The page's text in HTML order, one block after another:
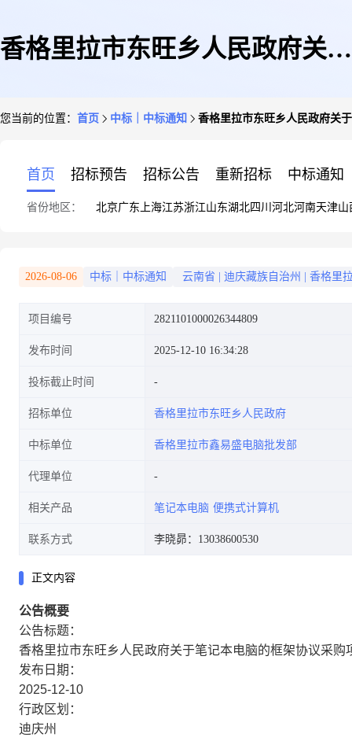
香格里拉市东旺乡人民政府关于
您当前的位置： 首页 中标｜中标通知 香格里拉市东旺乡人民政府关
首页 招标预告 招标公告 重新招标 中标通知
省份地区： 北京广东 上海江苏浙江山东湖北四川 河北河南天津山
2026-08-06 中标｜中标通知 云南省 迪庆藏族自治州 香格里
项目编号 2821101000026344809
发布时间 2025-12-10 16:34:28
投标截止时间
招标单位 香格里拉市东旺乡人民政府
中标单位 香格里拉市鑫易盛电脑批发部
代理单位
相关产品 笔记本电脑 便携式计算机
联系方式 李晓昴：13038600530
正文内容
公告概要
公告标题：
香格里拉市东旺乡人民政府关于笔记本电脑的框架协议采购
发布日期：
2025-12-10
行政区划：
迪庆州